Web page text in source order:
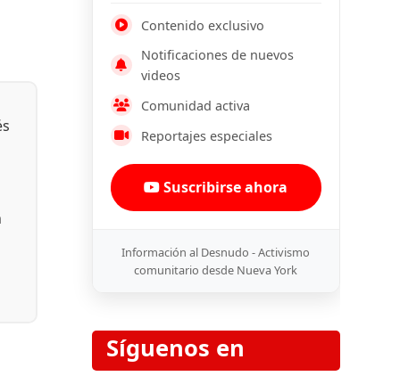
Contenido exclusivo
Notificaciones de nuevos
videos
Comunidad activa
Reportajes especiales
Suscribirse ahora
Información al Desnudo - Activismo
comunitario desde Nueva York
Síguenos en